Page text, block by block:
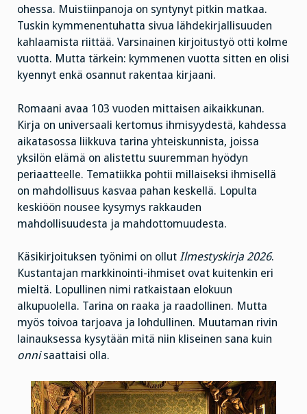
ohessa. Muistiinpanoja on syntynyt pitkin matkaa.
Tuskin kymmenentuhatta sivua lähdekirjallisuuden
kahlaamista riittää. Varsinainen kirjoitustyö otti kolme
vuotta. Mutta tärkein: kymmenen vuotta sitten en olisi
kyennyt enkä osannut rakentaa kirjaani.
Romaani avaa 103 vuoden mittaisen aikaikkunan.
Kirja on universaali kertomus ihmisyydestä, kahdessa
aikatasossa liikkuva tarina yhteiskunnista, joissa
yksilön elämä on alistettu suuremman hyödyn
periaatteelle. Tematiikka pohtii millaiseksi ihmisellä
on mahdollisuus kasvaa pahan keskellä. Lopulta
keskiöön nousee kysymys rakkauden
mahdollisuudesta ja mahdottomuudesta.
Käsikirjoituksen työnimi on ollut Ilmestyskirja 2026.
Kustantajan markkinointi-ihmiset ovat kuitenkin eri
mieltä. Lopullinen nimi ratkaistaan elokuun
alkupuolella. Tarina on raaka ja raadollinen. Mutta
myös toivoa tarjoava ja lohdullinen. Muutaman rivin
lainauksessa kysytään mitä niin kliseinen sana kuin
onnisaattaisi olla.